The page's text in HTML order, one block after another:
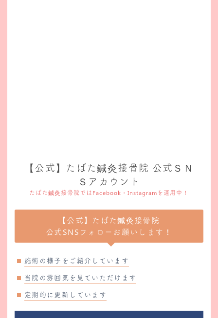
【公式】たばた鍼灸接骨院 公式ＳＮ
Ｓアカウント
たばた鍼灸接骨院ではFacebook・Instagramを運用中！
【公式】たばた鍼灸接骨院
公式SNSフォローお願いします！
施術の様子をご紹介しています
当院の雰囲気を見ていただけます
定期的に更新しています